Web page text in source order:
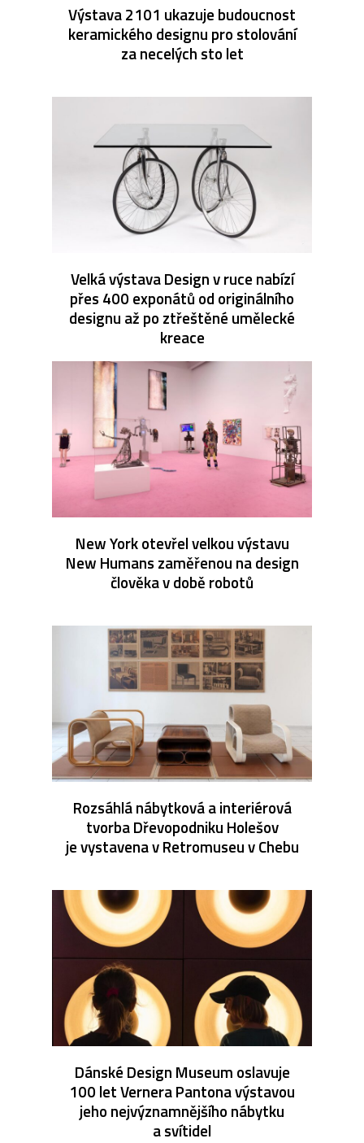
Výstava 2101 ukazuje budoucnost
keramického designu pro stolování
za necelých sto let
Velká výstava Design v ruce nabízí
přes 400 exponátů od originálního
designu až po ztřeštěné umělecké
kreace
New York otevřel velkou výstavu
New Humans zaměřenou na design
člověka v době robotů
Rozsáhlá nábytková a interiérová
tvorba Dřevopodniku Holešov
je vystavena v Retromuseu v Chebu
Dánské Design Museum oslavuje
100 let Vernera Pantona výstavou
jeho nejvýznamnějšího nábytku
a svítidel